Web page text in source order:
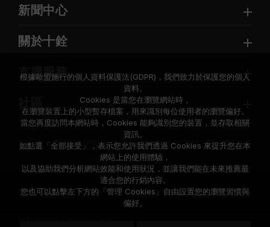
新聞中心
關於十銓
支援服務
© 2026 Team Group Inc. All Rights Reserved.
根據歐盟施行的個人資料保護法(GDPR)，我們致力於保護您的個人
資料。
Cookies 是當您在瀏覽網站時，
在瀏覽裝置上的小型暫存檔案，用來識別每位使用者的瀏覽偏好。
當您再度訪問本網站時，Cookies 能夠識別您的裝置，並存取相關
資訊。
如點選「全部接受」，表示您允許我們透過 Cookies 來提升您在本
網站上的使用體驗，
以及協助我們分析網站效能和使用狀況，並讓我們能在未來推薦最
適合您的行銷內容。
您也可以點擊左下方的「管理 Cookies」自由設置您的瀏覽習慣與
偏好。